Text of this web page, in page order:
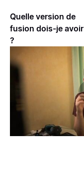
Quelle version de
fusion dois-je avoir
?